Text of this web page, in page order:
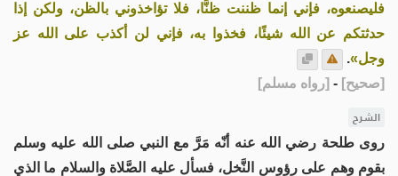
فليصنعوه، فإني إنما ظننت ظنًّا، فلا تؤاخذوني بالظن، ولكن إذا
حدثتكم عن الله شيئًا، فخذوا به، فإني لن أكذب على الله عز
وجل».
[صحيح]
-
[رواه مسلم]
الشرح
روى طلحة رضي الله عنه أنّه مَرَّ مع النبي صلى الله عليه وسلم
بقومٍ وهم على رؤوس النَّخل، فسأل عليه الصَّلاة والسلام ما الذي